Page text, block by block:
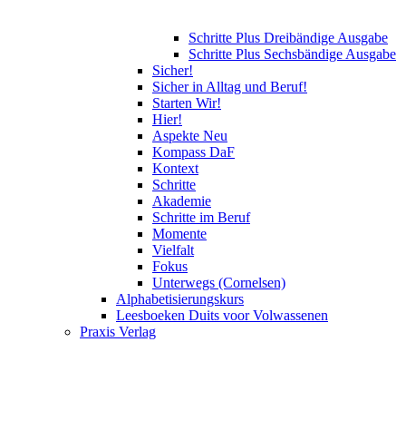
Schritte Plus Dreibändige Ausgabe
Schritte Plus Sechsbändige Ausgabe
Sicher!
Sicher in Alltag und Beruf!
Starten Wir!
Hier!
Aspekte Neu
Kompass DaF
Kontext
Schritte
Akademie
Schritte im Beruf
Momente
Vielfalt
Fokus
Unterwegs (Cornelsen)
Alphabetisierungskurs
Leesboeken Duits voor Volwassenen
Praxis Verlag